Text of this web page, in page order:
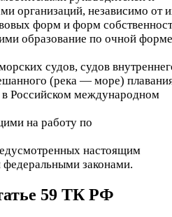
организаций, независимо от
форм и форм
образование по очной форме
судов, судов
(река — море)
в Российском международном
на работу по
настоящим
законами.
59 ТК РФ